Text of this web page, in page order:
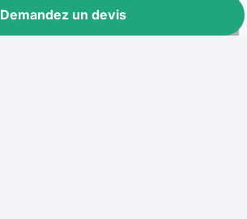
Demandez un devis
Formation Stratégie digitale Lyon